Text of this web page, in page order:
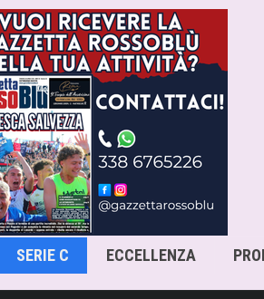
SERIE C ECCELLENZA